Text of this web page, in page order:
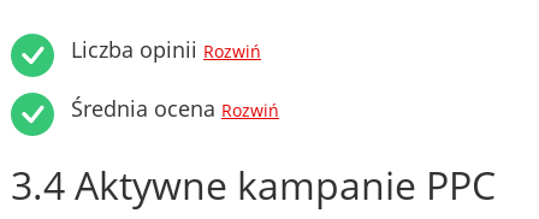
Liczba opinii Rozwiń
Średnia ocena Rozwiń
3.4 Aktywne kampanie PPC